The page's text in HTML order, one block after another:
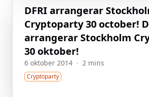
DFRI arrangerar
Cryptoparty 30 october!
arrangerar Stockholm
30 oktober!
6 oktober 2014 · 2 mins
Cryptoparty